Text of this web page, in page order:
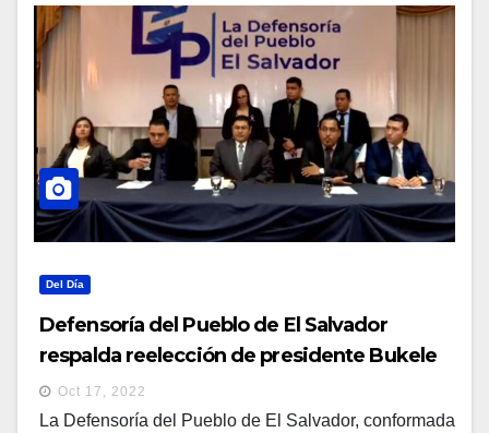
Del Día
Defensoría del Pueblo de El Salvador
respalda reelección de presidente Bukele
Oct 17, 2022
La Defensoría del Pueblo de El Salvador, conformada